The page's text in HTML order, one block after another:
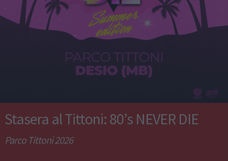
Stasera al Tittoni: 80’s NEVER DIE
Parco Tittoni 2026